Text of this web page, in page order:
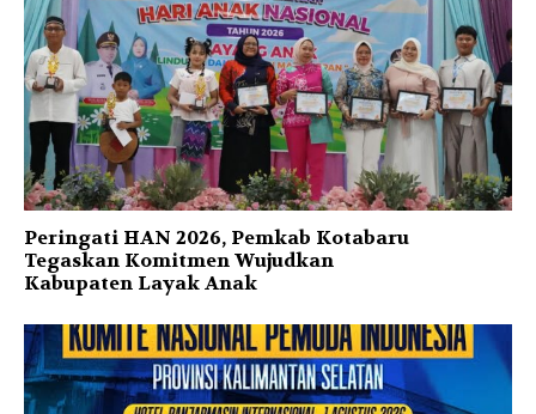
Peringati HAN 2026, Pemkab Kotabaru
Tegaskan Komitmen Wujudkan
Kabupaten Layak Anak